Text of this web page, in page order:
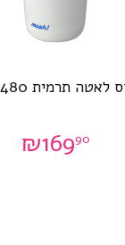
לאטה תרמית 480 לבן
₪16990